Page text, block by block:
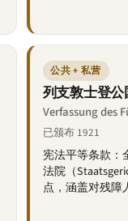
公共 + 私营
列支敦士登
Verfassung des
已颁布 1921
宪法平等条款：
法院（
点，涵盖对残障